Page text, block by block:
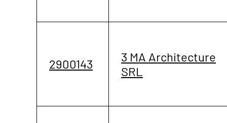
2900143
3 MA Architecture
SRL